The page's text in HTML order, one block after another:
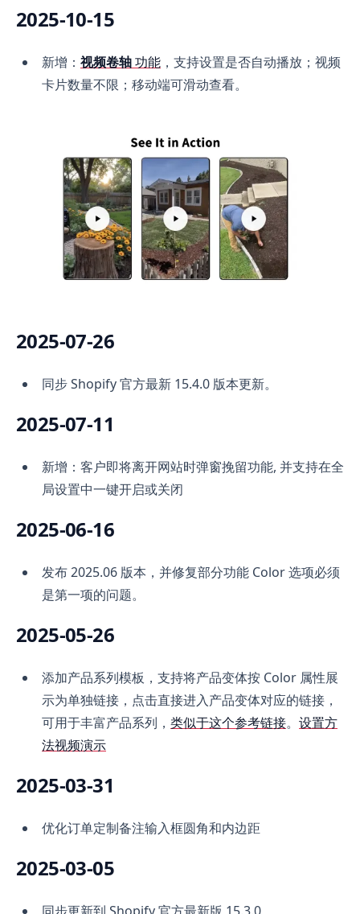
2025-10-15
新增： 视频卷轴功能 ，支持设置是否自动播放；视频
卡片数量不限；移动端可滑动查看。
2025-07-26
同步 Shopify 官方最新 15.4.0 版本更新。
2025-07-11
新增：客户即将离开网站时弹窗挽留功能, 并支持在全
局设置中一键开启或关闭
2025-06-16
发布 2025.06 版本，并修复部分功能 Color 选项必须
是第一项的问题。
2025-05-26
添加产品系列模板，支持将产品变体按 Color 属性展
示为单独链接，点击直接进入产品变体对应的链接，
可用于丰富产品系列， 类似于这个参考链接。 设置方
法视频演示
2025-03-31
优化订单定制备注输入框圆角和内边距
2025-03-05